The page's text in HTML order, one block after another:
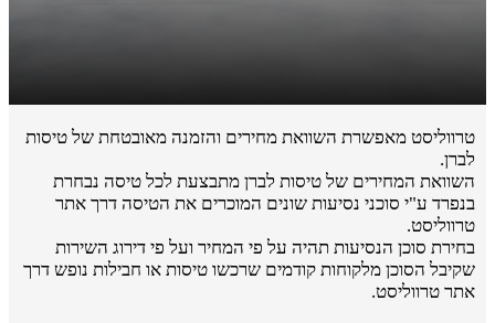
טרווליסט מאפשרת השוואת מחירים והזמנה מאובטחת של טיסות
לברן.
השוואת המחירים של טיסות לברן מתבצעת לכל טיסה נבחרת
בנפרד ע"י סוכני נסיעות שונים המוכרים את הטיסה דרך אתר
טרווליסט.
בחירת סוכן הנסיעות תהיה על פי המחיר ועל פי דירוג השירות
שקיבל הסוכן מלקוחות קודמים שרכשו טיסות או חבילות נופש דרך
אתר טרווליסט.